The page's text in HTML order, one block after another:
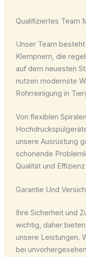
Qualifiziertes Team
Unser Team
Klempnern, die
auf dem neuesten
nutzen modernste
Rohrreinigung in
Von flexiblen
unsere Ausrüstung
schonende
Qualität und
Garantie Und
Ihre Sicherheit und
wichtig, daher
unsere Leistungen.
bei